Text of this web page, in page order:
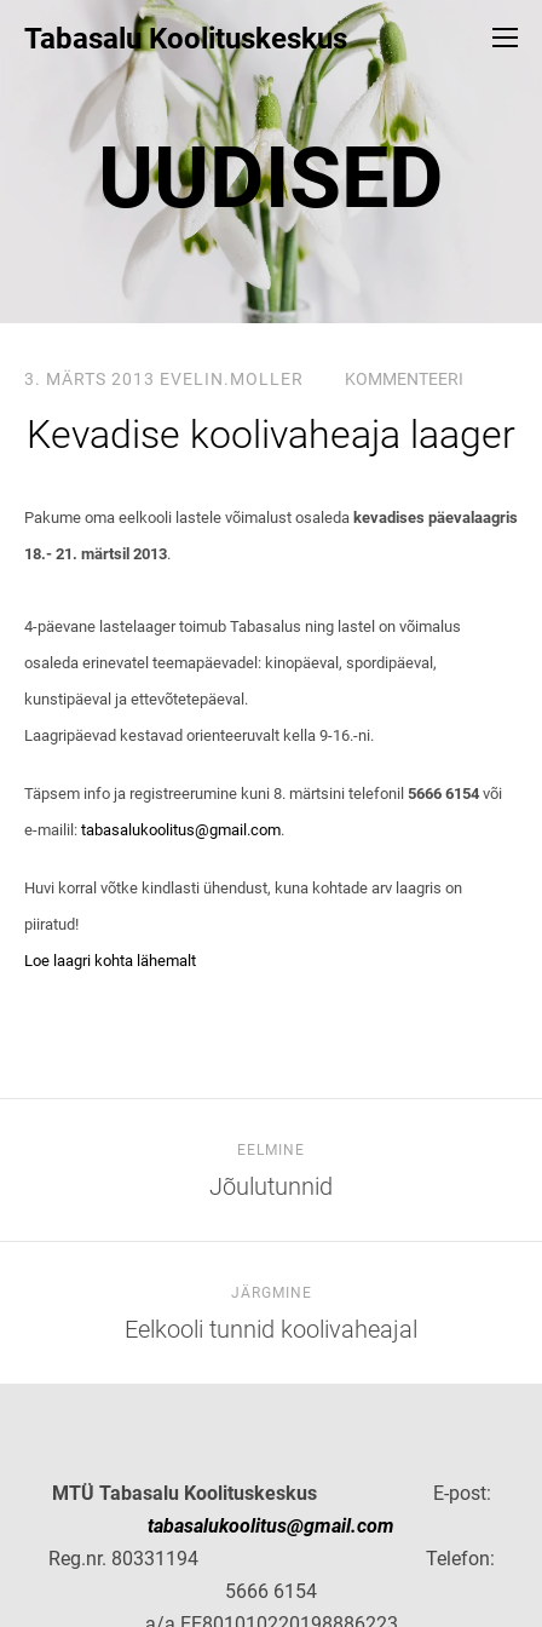
Tabasalu Koolituskeskus
UUDISED
3. MÄRTS 2013 EVELIN.MOLLER KOMMENTEERI
Kevadise koolivaheaja laager
Pakume oma eelkooli lastele võimalust osaleda kevadises päevalaagris
18.- 21. märtsil 2013.
4-päevane lastelaager toimub Tabasalus ning lastel on võimalus
osaleda erinevatel teemapäevadel: kinopäeval, spordipäeval,
kunstipäeval ja ettevõtetepäeval.
Laagripäevad kestavad orienteeruvalt kella 9-16.-ni.
Täpsem info ja registreerumine kuni 8. märtsini telefonil 5666 6154 või
e-mailil: tabasalukoolitus@gmail.com.
Huvi korral võtke kindlasti ühendust, kuna kohtade arv laagris on
piiratud!
Loe laagri kohta lähemalt
EELMINE
Jõulutunnid
JÄRGMINE
Eelkooli tunnid koolivaheajal
MTÜ Tabasalu Koolituskeskus
E-post:
tabasalukoolitus@gmail.com
Reg.nr. 80331194 Telefon:
5666 6154